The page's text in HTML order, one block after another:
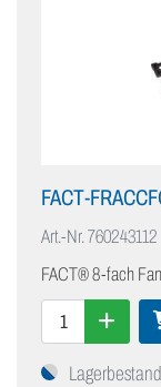
FACT-
Art.-Nr.760243112
FACT® 8-fach